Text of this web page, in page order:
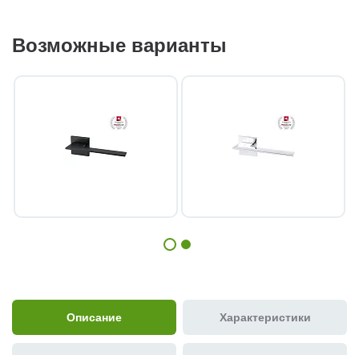
Возможные варианты
Описание Характеристики